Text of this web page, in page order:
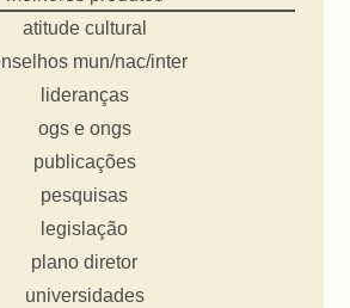
atitude cultural
mun/nac/inter
lideranças
ogs e ongs
publicações
pesquisas
legislação
plano diretor
universidades